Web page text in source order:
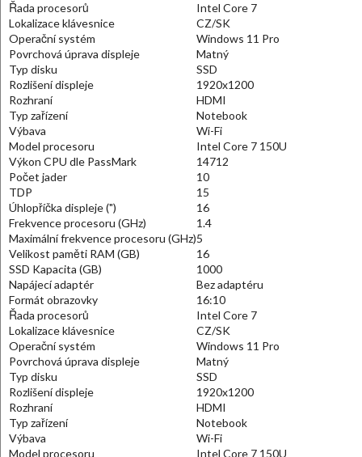
Řada procesorů
Intel Core 7
Lokalizace klávesnice
CZ/SK
Operační systém
Windows 11 Pro
Povrchová úprava displeje
Matný
Typ disku
SSD
Rozlišení displeje
1920x1200
Rozhraní
HDMI
Typ zařízení
Notebook
Výbava
Wi-Fi
Model procesoru
Intel Core 7 150U
Výkon CPU dle PassMark
14712
Počet jader
10
TDP
15
Úhlopříčka displeje (")
16
Frekvence procesoru (GHz)
1.4
Maximální frekvence procesoru (GHz)5
Velikost paměti RAM (GB)
16
SSD Kapacita (GB)
1000
Napájecí adaptér
Bez adaptéru
Formát obrazovky
16:10
Řada procesorů
Intel Core 7
Lokalizace klávesnice
CZ/SK
Operační systém
Windows 11 Pro
Povrchová úprava displeje
Matný
Typ disku
SSD
Rozlišení displeje
1920x1200
Rozhraní
HDMI
Typ zařízení
Notebook
Výbava
Wi-Fi
Model procesoru
Intel Core 7 150U